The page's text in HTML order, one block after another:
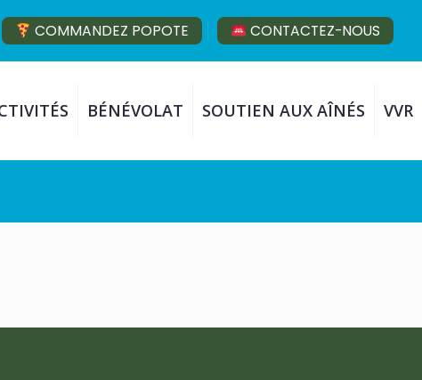
COMMANDEZ POPOTE CONTACTEZ-NOUS
BÉNÉVOLAT SOUTIEN AUX AÎNÉS VVR